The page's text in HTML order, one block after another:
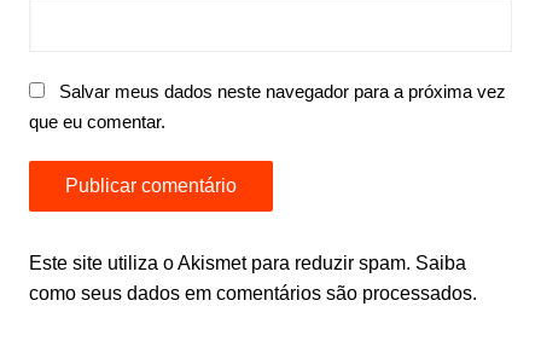
Salvar meus dados neste navegador para a próxima vez
que eu comentar.
Este site utiliza o Akismet para reduzir spam. Saiba
como seus dados em comentários são processados.